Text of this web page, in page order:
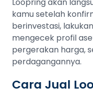
kamu setelah
berinvestasi,
mengecek profil
pergerakan harga,
perdagangannya.
Cara Jual